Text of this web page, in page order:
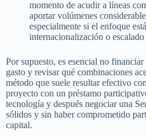
momento de acudir a líneas
aportar volúmenes
especialmente si el enfoque
internacionalización o escalado
Por supuesto, es esencial no
gasto y revisar qué combinaciones
método que suele resultar efectivo
proyecto con un préstamo
tecnología y después negociar una
sólidos y sin haber comprometido
capital.